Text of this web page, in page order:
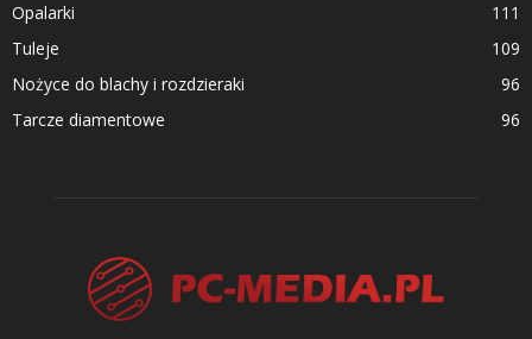
Opalarki
111
Tuleje
109
Nożyce do blachy i rozdzieraki
96
Tarcze diamentowe
96